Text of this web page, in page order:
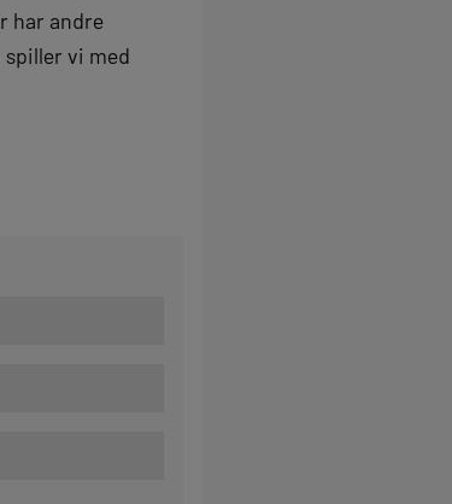
har andre
spiller vi med